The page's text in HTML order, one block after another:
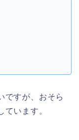
ですが、おそら
ています。